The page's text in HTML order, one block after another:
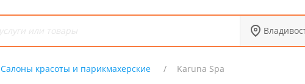
Салоны красоты и парикмахерские Karuna Spa